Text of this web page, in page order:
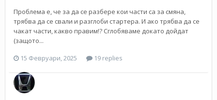
Проблема е, че за да се разбере кои части са за смяна,
трябва да се свали и разглоби стартера. И ако трябва да се
чакат части, какво правим!? Сглобяваме докато дойдат
(защото...
15 Февруари, 2025
19 replies